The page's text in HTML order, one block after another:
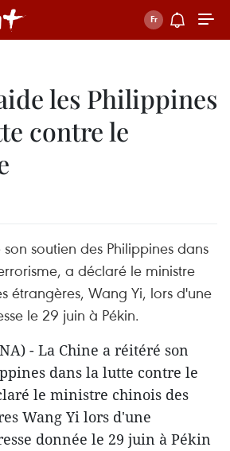
les Philippines
contre le
soutien des Philippines dans
a déclaré le ministre
étrangères, Wang Yi, lors d'une
le 29 juin à Pékin.
- La Chine a réitéré son
dans la lutte contre le
le ministre chinois des
Wang Yi lors d'une
donnée le 29 juin à Pékin